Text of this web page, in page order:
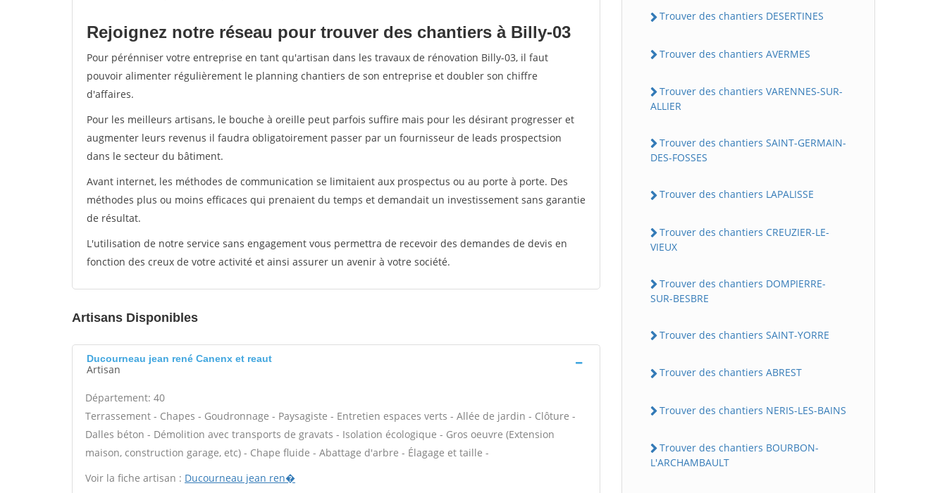
Rejoignez notre réseau pour trouver des chantiers à Billy-03
Pour pérénniser votre entreprise en tant qu'artisan dans les travaux de rénovation Billy-03, il faut
pouvoir alimenter régulièrement le planning chantiers de son entreprise et doubler son chiffre
d'affaires.
Pour les meilleurs artisans, le bouche à oreille peut parfois suffire mais pour les désirant progresser et
augmenter leurs revenus il faudra obligatoirement passer par un fournisseur de leads prospectsion
dans le secteur du bâtiment.
Avant internet, les méthodes de communication se limitaient aux prospectus ou au porte à porte. Des
méthodes plus ou moins efficaces qui prenaient du temps et demandait un investissement sans garantie
de résultat.
L'utilisation de notre service sans engagement vous permettra de recevoir des demandes de devis en
fonction des creux de votre activité et ainsi assurer un avenir à votre société.
Artisans Disponibles
Ducourneau jean rené Canenx et reaut
Artisan
Département: 40
Terrassement - Chapes - Goudronnage - Paysagiste - Entretien espaces verts - Allée de jardin - Clôture -
Dalles béton - Démolition avec transports de gravats - Isolation écologique - Gros oeuvre (Extension
maison, construction garage, etc) - Chape fluide - Abattage d'arbre - Élagage et taille -
Voir la fiche artisan : Ducourneau jean ren�
Trouver des chantiers DESERTINES
Trouver des chantiers AVERMES
Trouver des chantiers VARENNES-SUR-
ALLIER
Trouver des chantiers SAINT-GERMAIN-
DES-FOSSES
Trouver des chantiers LAPALISSE
Trouver des chantiers CREUZIER-LE-
VIEUX
Trouver des chantiers DOMPIERRE-
SUR-BESBRE
Trouver des chantiers SAINT-YORRE
Trouver des chantiers ABREST
Trouver des chantiers NERIS-LES-BAINS
Trouver des chantiers BOURBON-
L'ARCHAMBAULT